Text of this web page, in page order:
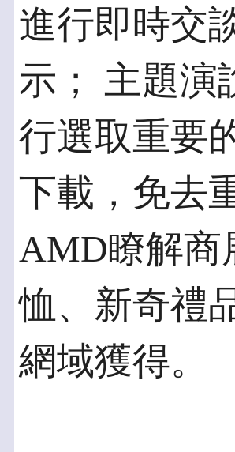
進行即時交
示； 主題演
行選取重要
下載，免去
AMD瞭解商
恤、新奇禮
網域獲得。